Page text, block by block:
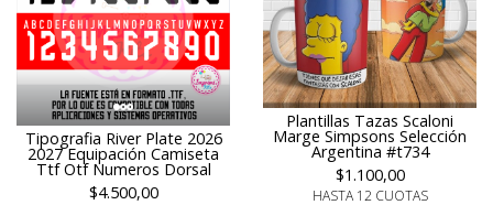
Tipografia River Plate 2026
2027 Equipación Camiseta
Ttf Otf Numeros Dorsal
$4.500,00
Plantillas Tazas Scaloni
Marge Simpsons Selección
Argentina #t734
$1.100,00
HASTA 12 CUOTAS